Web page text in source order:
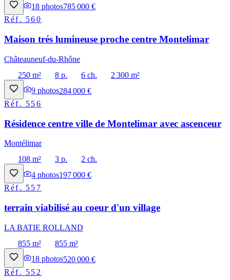
18 photos785 000 €
Réf. 560
Maison trés lumineuse proche centre Montelimar
Châteauneuf-du-Rhône
250 m²
8 p. 6 ch.
2 300 m²
9 photos284 000 €
Réf. 556
Résidence centre ville de Montelimar avec ascenceur
Montélimar
108 m²
3 p.
2 ch.
4 photos197 000 €
Réf. 557
terrain viabilisé au coeur d'un village
LA BATIE ROLLAND
855 m²
855 m²
18 photos520 000 €
Réf. 552